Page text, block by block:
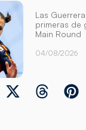
Las
primeras de
Main Round
04/08/2026